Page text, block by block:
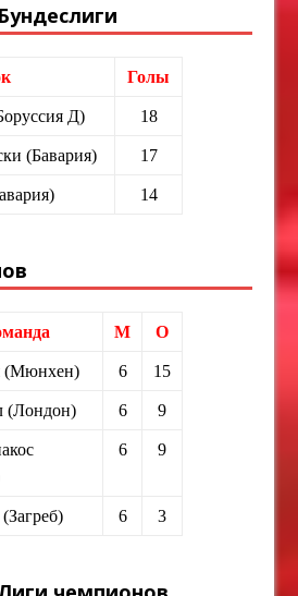
Голы
Д) 18
(Бавария) 17
14
М О
(Мюнхен) 6 15
(Лондон) 6 9
6 9
6 3